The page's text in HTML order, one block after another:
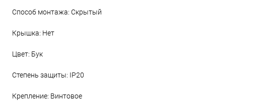
Способ монтажа: Скрытый
Крышка: Нет
Цвет: Бук
Степень защиты: IP20
Крепление: Винтовое